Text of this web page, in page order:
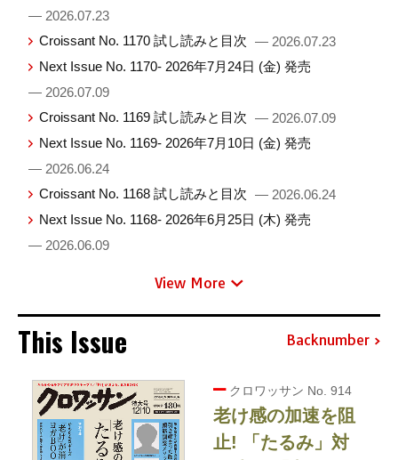
— 2026.07.23
Croissant No. 1170 試し読みと目次 — 2026.07.23
Next Issue No. 1170- 2026年7月24日 (金) 発売
— 2026.07.09
Croissant No. 1169 試し読みと目次 — 2026.07.09
Next Issue No. 1169- 2026年7月10日 (金) 発売
— 2026.06.24
Croissant No. 1168 試し読みと目次 — 2026.06.24
Next Issue No. 1168- 2026年6月25日 (木) 発売
— 2026.06.09
View More
This Issue Backnumber
クロワッサン No. 914
老け感の加速を阻
止! 「たるみ」対